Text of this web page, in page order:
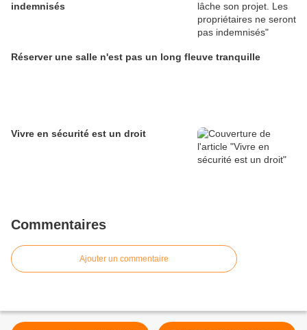
indemnisés
Réserver une salle n'est pas un long fleuve tranquille
Vivre en sécurité est un droit
Commentaires
Ajouter un commentaire